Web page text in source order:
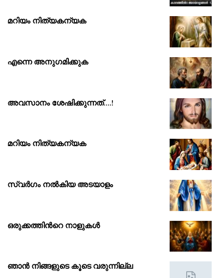
മറിയം നിത്യകന്യക
എന്നെ അനുഗമിക്കുക
അവസാനം ശേഷിക്കുന്നത്….!
മറിയം നിത്യകന്യക
സ്വർഗം നൽകിയ അടയാളം
ഒരുക്കത്തിൻറെ നാളുകൾ
ഞാൻ നിങ്ങളുടെ കൂടെ വരുന്നില്ല